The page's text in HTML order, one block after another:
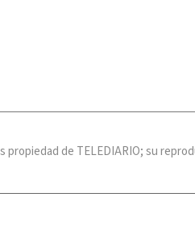
de TELEDIARIO; su